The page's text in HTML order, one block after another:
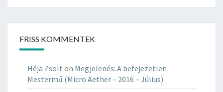
J
)
FRISS KOMMENTEK
Héja Zsolt on Megjelenés: A befejezetlen
Mestermű (Micro Aether – 2016 – Július)